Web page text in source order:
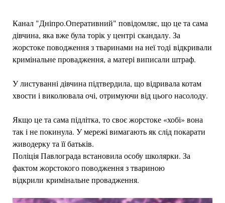
Канал "Дніпро.Оперативний" повідомляє, що це та сама
дівчина, яка вже була торік у центрі скандалу. За
жорстоке поводження з тваринами на неї тоді відкривали
кримінальне провадження, а матері виписали штраф.
У листуванні дівчина підтвердила, що відривала котам
хвости і виколювала очі, отримуючи від цього насолоду.
Якщо це та сама підлітка, то своє жорстоке «хобі» вона
так і не покинула. У мережі вимагають як слід покарати
живодерку та її батьків.
Поліція Павлограда встановила особу школярки. За
фактом жорстокого поводження з твариною
відкрили кримінальне провадження.